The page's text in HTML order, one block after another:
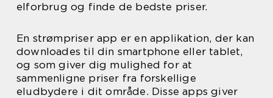
elforbrug og finde de bedste priser.
En strømpriser app er en applikation, der kan
downloades til din smartphone eller tablet,
og som giver dig mulighed for at
sammenligne priser fra forskellige
eludbydere i dit område. Disse apps giver